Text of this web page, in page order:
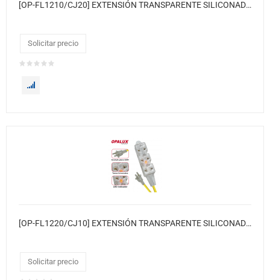
[OP-FL1210/CJ20] EXTENSIÓN TRANSPARENTE SILICONADA LUZ INDICADOR NEÓN SUPER FLEXIBLE 10 METROS 20XCJ
Solicitar precio
[OP-FL1220/CJ10] EXTENSIÓN TRANSPARENTE SILICONADA LUZ INDICADOR NEÓN SUPER FLEXIBLE 20 METROS 10XCJ
Solicitar precio